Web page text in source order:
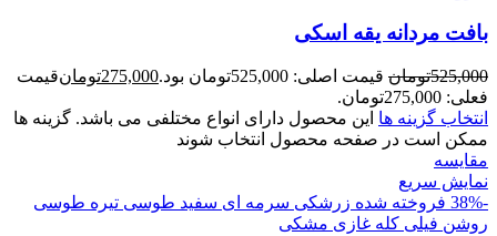
بافت مردانه يقه اسکی
525,000تومان قیمت اصلی: 525,000تومان بود. 275,000تومانقیمت
فعلی: 275,000تومان.
انتخاب گزینه ها این محصول دارای انواع مختلفی می باشد. گزینه ها
ممکن است در صفحه محصول انتخاب شوند
مقايسه
نمایش سریع
-38%
فروخته شده زرشکی سرمه ای سفید طوسی تیره طوسی
روشن فیلی کله غازی مشکی